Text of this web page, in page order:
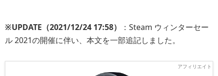
※UPDATE（2021/12/24 17:58）
：Steam ウィンターセー
ル 2021の開催に伴い、本文を一部追記しました。